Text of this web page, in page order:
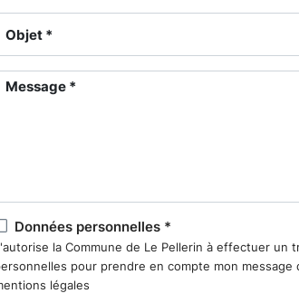
Données personnelles *
la Commune de Le Pellerin à effectuer un
pour prendre en compte mon
légales